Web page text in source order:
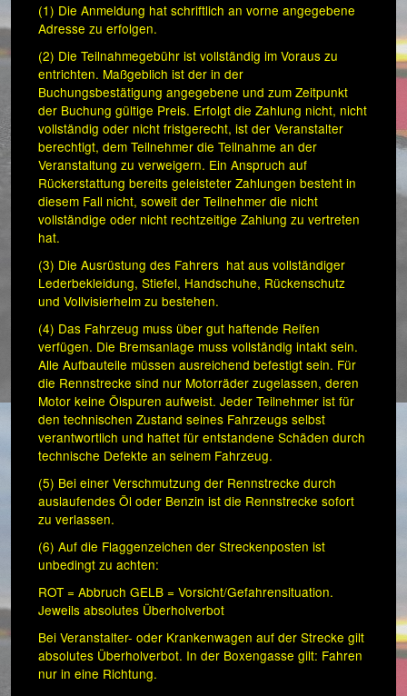
(1) Die Anmeldung hat schriftlich an vorne angegebene
Adresse zu erfolgen.
(2) Die Teilnahmegebühr ist vollständig im Voraus zu
entrichten. Maßgeblich ist der in der
Buchungsbestätigung angegebene und zum Zeitpunkt
der Buchung gültige Preis. Erfolgt die Zahlung nicht, nicht
vollständig oder nicht fristgerecht, ist der Veranstalter
berechtigt, dem Teilnehmer die Teilnahme an der
Veranstaltung zu verweigern. Ein Anspruch auf
Rückerstattung bereits geleisteter Zahlungen besteht in
diesem Fall nicht, soweit der Teilnehmer die nicht
vollständige oder nicht rechtzeitige Zahlung zu vertreten
hat.
(3) Die Ausrüstung des Fahrers hat aus vollständiger
Lederbekleidung, Stiefel, Handschuhe, Rückenschutz
und Vollvisierhelm zu bestehen.
(4) Das Fahrzeug muss über gut haftende Reifen
verfügen. Die Bremsanlage muss vollständig intakt sein.
Alle Aufbauteile müssen ausreichend befestigt sein. Für
die Rennstrecke sind nur Motorräder zugelassen, deren
Motor keine Ölspuren aufweist. Jeder Teilnehmer ist für
den technischen Zustand seines Fahrzeugs selbst
verantwortlich und haftet für entstandene Schäden durch
technische Defekte an seinem Fahrzeug.
(5) Bei einer Verschmutzung der Rennstrecke durch
auslaufendes Öl oder Benzin ist die Rennstrecke sofort
zu verlassen.
(6) Auf die Flaggenzeichen der Streckenposten ist
unbedingt zu achten:
ROT = Abbruch GELB = Vorsicht/Gefahrensituation.
Jeweils absolutes Überholverbot
Bei Veranstalter- oder Krankenwagen auf der Strecke gilt
absolutes Überholverbot. In der Boxengasse gilt: Fahren
nur in eine Richtung.